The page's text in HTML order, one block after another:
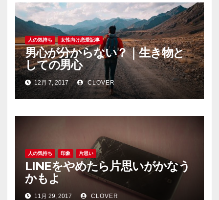
人の気持ち 女性向け恋愛記事
男心が分からない？｜生き物と
しての男心
12月 7, 2017 CLOVER
人の気持ち 印象 片思い
LINEをやめたら片思いがかなう
かもよ
11月 29, 2017 CLOVER